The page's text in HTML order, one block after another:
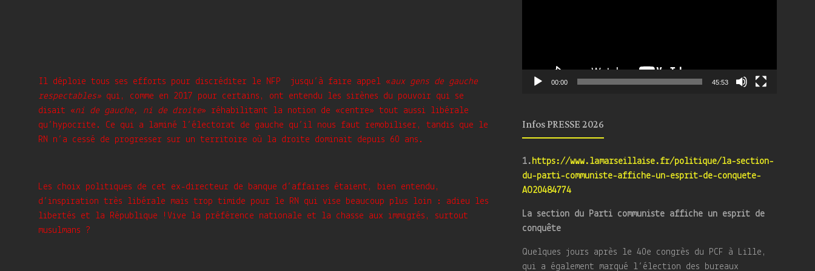
Il déploie tous ses efforts pour discréditer le NFP jusqu’à faire appel «aux gens de gauche
respectables» qui, comme en 2017 pour certains, ont entendu les sirènes du pouvoir qui se
disait «ni de gauche, ni de droite» réhabilitant la notion de «centre» tout aussi libérale
qu’hypocrite. Ce qui a laminé l’électorat de gauche qu’il nous faut remobiliser, tandis que le
RN n’a cessé de progresser sur un territoire où la droite dominait depuis 60 ans.
Les choix politiques de cet ex-directeur de banque d’affaires étaient, bien entendu,
d’inspiration très libérale mais trop timide pour le RN qui vise beaucoup plus loin : adieu les
libertés et la République !Vive la préférence nationale et la chasse aux immigrés, surtout
musulmans ?
00:00 45:53
Infos PRESSE 2026
1.https://www.lamarseillaise.fr/politique/la-section-
du-parti-communiste-affiche-un-esprit-de-conquete-
AO20484774
La section du Parti communiste affiche un esprit de
conquête
Quelques jours après le 40e congrès du PCF à Lille,
qui a également marqué l’élection des bureaux